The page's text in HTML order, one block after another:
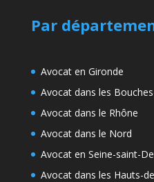
Par
Avocat en Gironde
Avocat dans les
Avocat dans le Rhône
Avocat dans le Nord
Avocat en Seine-saint-
Avocat dans les Hauts-